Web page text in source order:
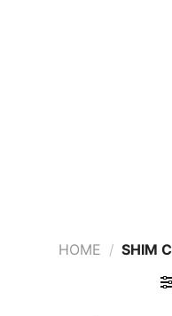
HOME / SHIM